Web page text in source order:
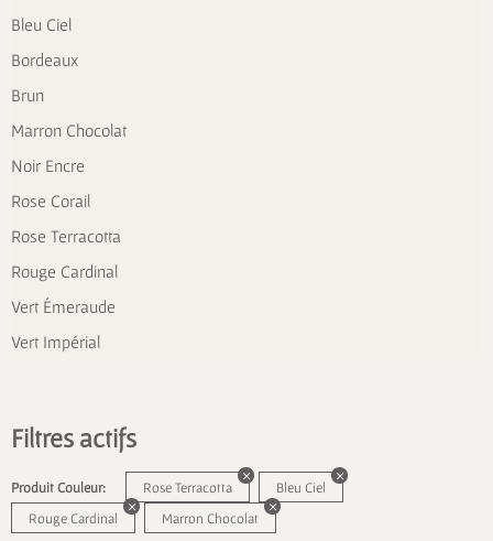
Bleu Ciel
Bordeaux
Brun
Marron Chocolat
Noir Encre
Rose Corail
Rose Terracotta
Rouge Cardinal
Vert Émeraude
Vert Impérial
Filtres actifs
Produit Couleur: Rose Terracotta
Bleu Ciel
Rouge Cardinal
Marron Chocolat